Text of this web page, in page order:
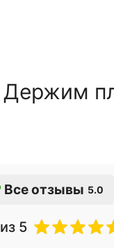
Держим
Все отзывы 5.0
из 5